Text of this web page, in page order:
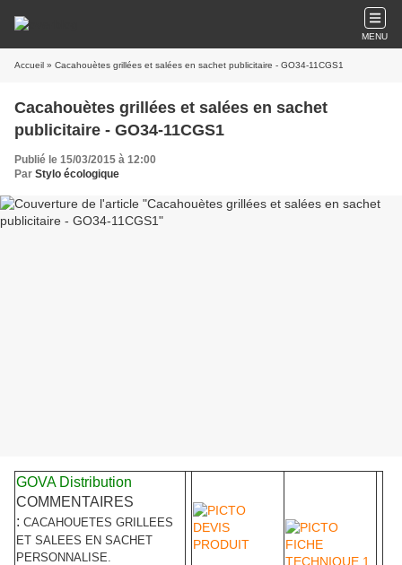
MENU
Accueil » Cacahouètes grillées et salées en sachet publicitaire - GO34-11CGS1
Cacahouètes grillées et salées en sachet
publicitaire - GO34-11CGS1
Publié le 15/03/2015 à 12:00
Par Stylo écologique
GOVA Distribution
COMMENTAIRES
: CACAHOUETES GRILLEES
ET SALEES EN SACHET
PERSONNALISE.